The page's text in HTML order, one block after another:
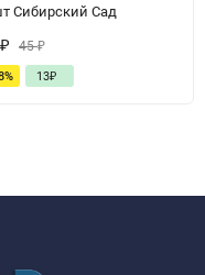
Сибирский Сад
₽ 45₽
13₽